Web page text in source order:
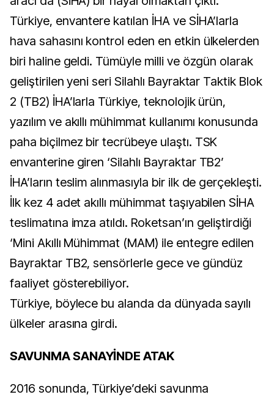
Türkiye, envantere katılan İHA ve SİHA’larla
hava sahasını kontrol eden en etkin ülkelerden
biri haline geldi. Tümüyle milli ve özgün olarak
geliştirilen yeni seri Silahlı Bayraktar Taktik Blok
2 (TB2) İHA’larla Türkiye, teknolojik ürün,
yazılım ve akıllı mühimmat kullanımı konusunda
paha biçilmez bir tecrübeye ulaştı. TSK
envanterine giren ‘Silahlı Bayraktar TB2’
İHA’ların teslim alınmasıyla bir ilk de gerçekleşti.
İlk kez 4 adet akıllı mühimmat taşıyabilen SİHA
teslimatına imza atıldı. Roketsan’ın geliştirdiği
‘Mini Akıllı Mühimmat (MAM) ile entegre edilen
Bayraktar TB2, sensörlerle gece ve gündüz
faaliyet gösterebiliyor.
Türkiye, böylece bu alanda da dünyada sayılı
ülkeler arasına girdi.
SAVUNMA SANAYİNDE ATAK
2016 sonunda, Türkiye’deki savunma